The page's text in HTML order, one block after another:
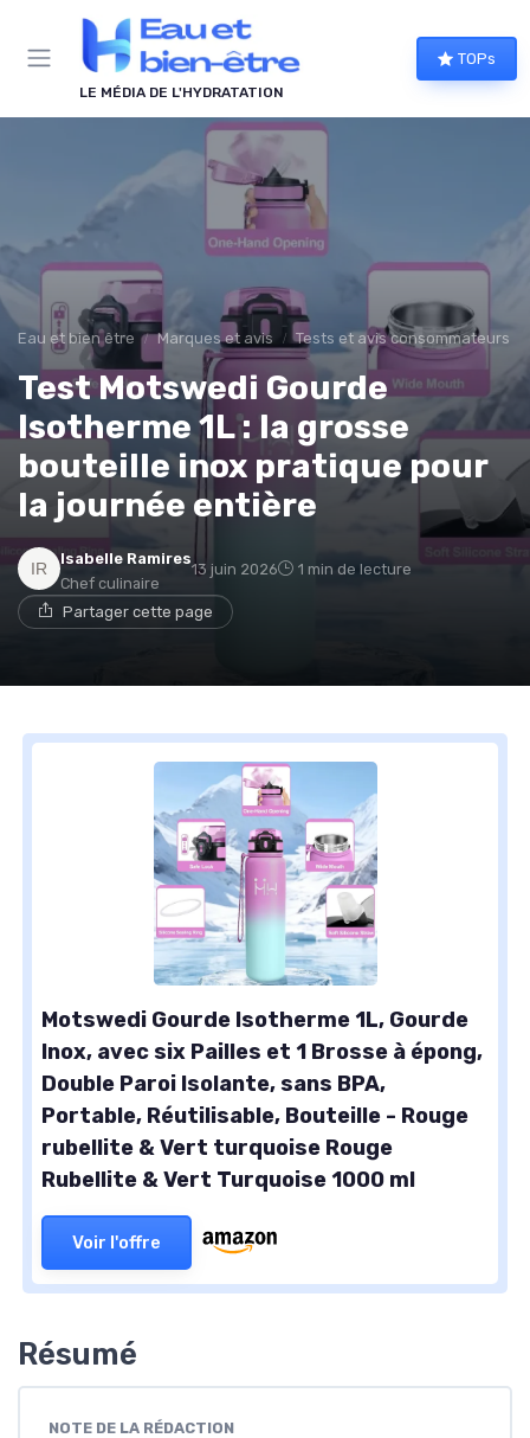
LE MÉDIA DE L'HYDRATATION
TOPs
Eau et bien être Marques et avis Tests et avis consommateurs
Test Motswedi Gourde
Isotherme 1L : la grosse
bouteille inox pratique pour
la journée entière
Isabelle Ramires
Chef culinaire
13 juin 2026 1 min de lecture
Partager cette page
Motswedi Gourde Isotherme 1L, Gourde
Inox, avec six Pailles et 1 Brosse à épong,
Double Paroi Isolante, sans BPA,
Portable, Réutilisable, Bouteille - Rouge
rubellite & Vert turquoise Rouge
Rubellite & Vert Turquoise 1000 ml
Voir l'offre
Résumé
NOTE DE LA RÉDACTION
Panneau de gestion des cookies